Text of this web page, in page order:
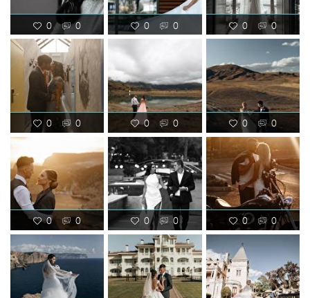
0 0 0 0 0 0
0 0 0 0 0 0
0 0 0 0 0 0